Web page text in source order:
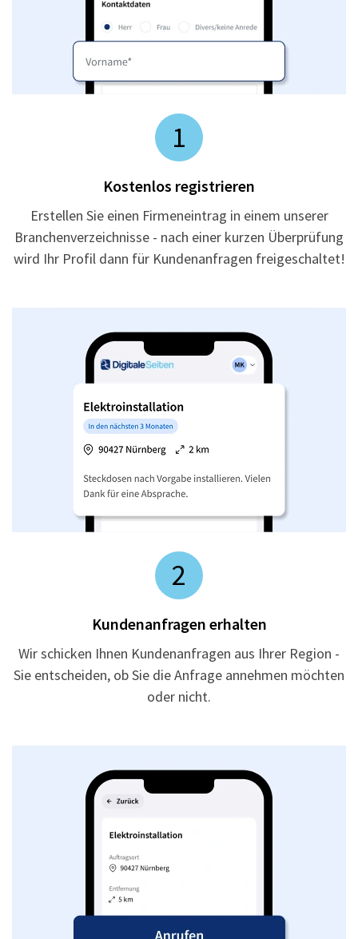
1
Kostenlos registrieren
Erstellen Sie einen Firmeneintrag in einem unserer
Branchenverzeichnisse - nach einer kurzen Überprüfung
wird Ihr Profil dann für Kundenanfragen freigeschaltet!
2
Kundenanfragen erhalten
Wir schicken Ihnen Kundenanfragen aus Ihrer Region -
Sie entscheiden, ob Sie die Anfrage annehmen möchten
oder nicht.